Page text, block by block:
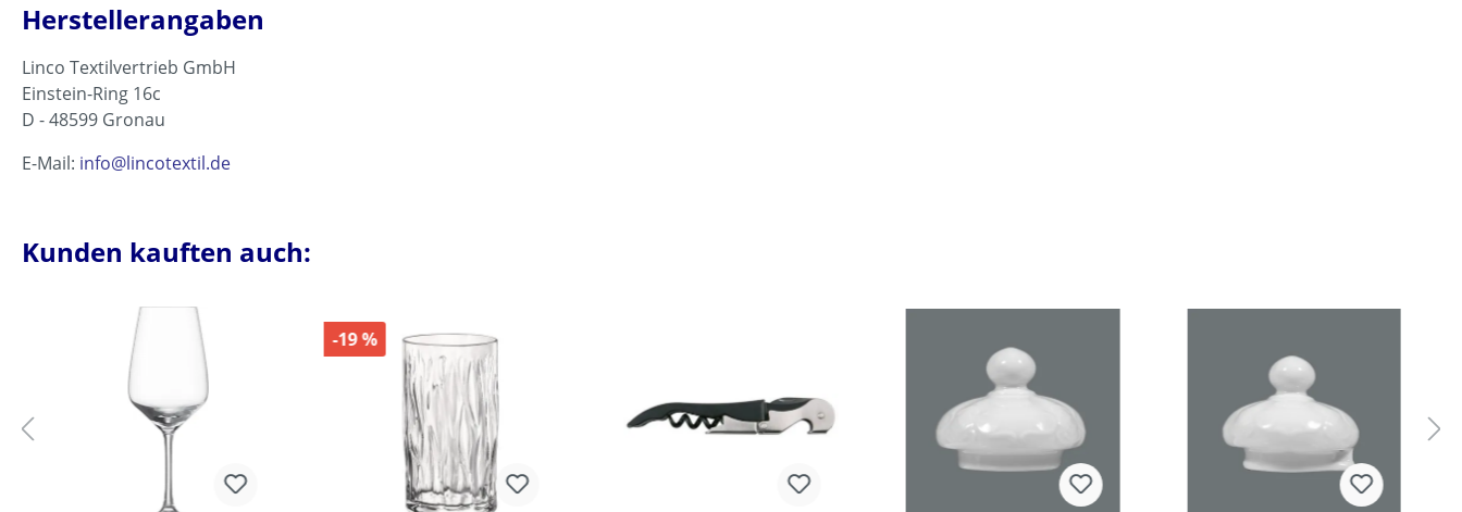
Herstellerangaben
Linco Textilvertrieb GmbH
Einstein-Ring 16c
D - 48599 Gronau
E-Mail: info@lincotextil.de
Kunden kauften auch:
-19 %